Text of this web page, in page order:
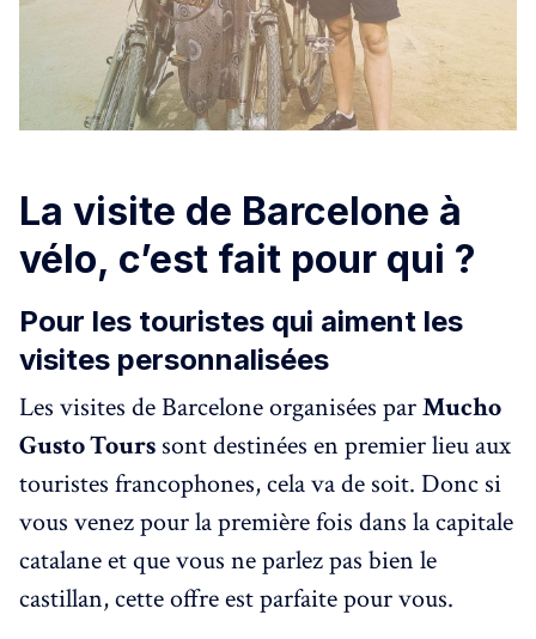
La visite de Barcelone à
vélo, c’est fait pour qui ?
Pour les touristes qui aiment les
visites personnalisées
Les visites de Barcelone organisées parMucho
Gusto Tours sont destinées en premier lieu aux
touristes francophones, cela va de soit. Donc si
vous venez pour la première fois dans la capitale
catalane et que vous ne parlez pas bien le
castillan, cette offre est parfaite pour vous.